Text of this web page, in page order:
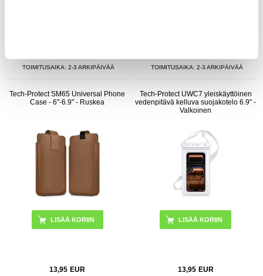
TOIMITUSAIKA: 2-3 ARKIPÄIVÄÄ TOIMITUSAIKA: 2-3 ARKIPÄIVÄÄ
Tech-Protect SM65 Universal Phone
Case - 6"-6.9" - Ruskea
13,95 EUR
Tech-Protect UWC7 yleiskäyttöinen
vedenpitävä kelluva suojakotelo 6.9" -
Valkoinen
13,95 EUR